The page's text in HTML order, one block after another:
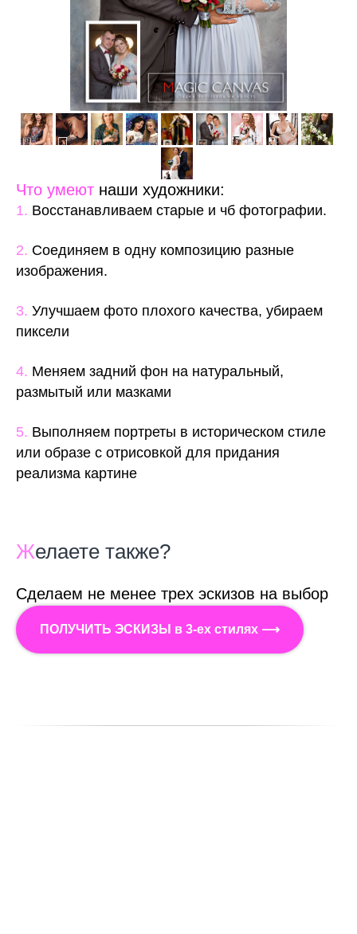
Что умеют наши художники:
1. Восстанавливаем старые и чб фотографии.
2. Соединяем в одну композицию разные
изображения.
3. Улучшаем фото плохого качества, убираем
пиксели
4. Меняем задний фон на натуральный,
размытый или мазками
5. Выполняем портреты в историческом стиле
или образе с отрисовкой для придания
реализма картине
Желаете также?
Сделаем не менее трех эскизов на выбор
ПОЛУЧИТЬ ЭСКИЗЫ в 3-ех стилях ⟶